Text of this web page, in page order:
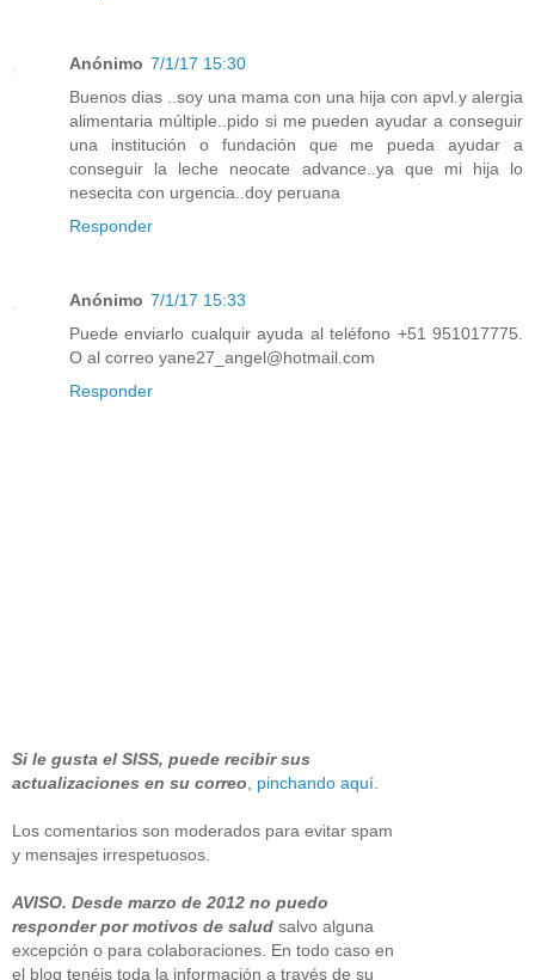
Anónimo 7/1/17 15:30
Buenos dias ..soy una mama con una hija con apvl.y alergia
alimentaria múltiple..pido si me pueden ayudar a conseguir
una institución o fundación que me pueda ayudar a
conseguir la leche neocate advance..ya que mi hija lo
nesecita con urgencia..doy peruana
Responder
Anónimo 7/1/17 15:33
Puede enviarlo cualquir ayuda al teléfono +51 951017775.
O al correo yane27_angel@hotmail.com
Responder
Si le gusta el SISS, puede recibir sus
actualizaciones en su correo
pinchando aquí
Los comentarios son moderados para evitar spam
y mensajes irrespetuosos.
AVISO. Desde marzo de 2012 no puedo
responder por motivos de salud salvo alguna
excepción o para colaboraciones. En todo caso en
el blog tenéis toda la información a través de su